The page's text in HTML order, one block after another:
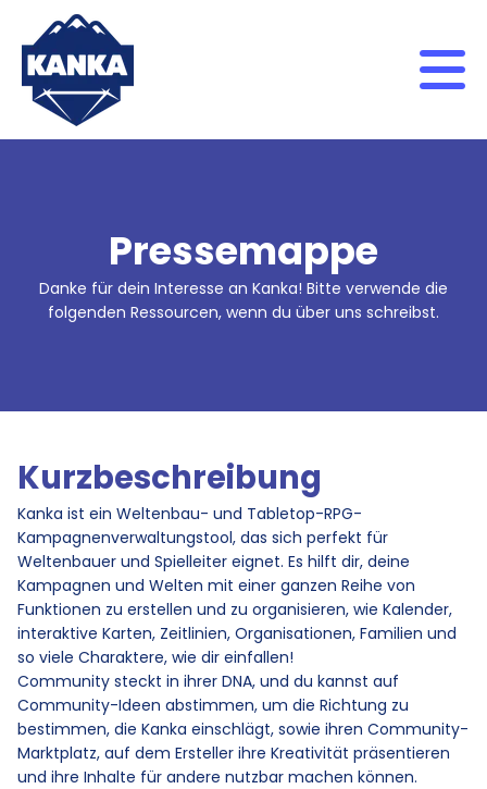
Skip to content
Pressemappe
Danke für dein Interesse an Kanka! Bitte verwende die
folgenden Ressourcen, wenn du über uns schreibst.
Kurzbeschreibung
Kanka ist ein Weltenbau- und Tabletop-RPG-
Kampagnenverwaltungstool, das sich perfekt für
Weltenbauer und Spielleiter eignet. Es hilft dir, deine
Kampagnen und Welten mit einer ganzen Reihe von
Funktionen zu erstellen und zu organisieren, wie Kalender,
interaktive Karten, Zeitlinien, Organisationen, Familien und
so viele Charaktere, wie dir einfallen!
Community steckt in ihrer DNA, und du kannst auf
Community-Ideen abstimmen, um die Richtung zu
bestimmen, die Kanka einschlägt, sowie ihren Community-
Marktplatz, auf dem Ersteller ihre Kreativität präsentieren
und ihre Inhalte für andere nutzbar machen können.